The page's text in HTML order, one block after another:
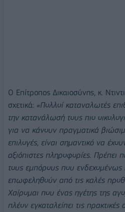
Ο Επίτροπος Δικαιοσύνης, κ.
σχετικά: «Πολλοί καταναλωτές
την κατανάλωσή τους πιο
για να κάνουν πραγματικά
επιλογές, είναι σημαντικό να
αξιόπιστες πληροφορίες.
τους εμπόρους που
επωφεληθούν από τις καλές
Χαίρομαι που ένας ηγέτης της
πλέον εγκαταλείπει τις